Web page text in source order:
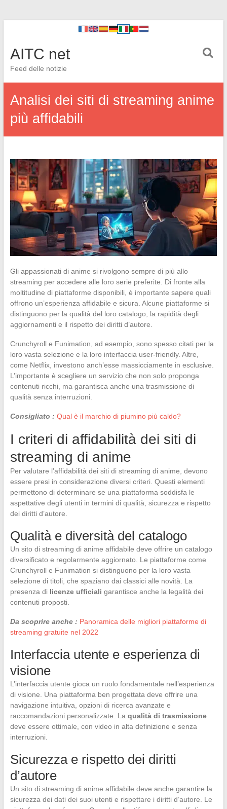
AITC net
Feed delle notizie
Analisi dei siti di streaming anime
più affidabili
Gli appassionati di anime si rivolgono sempre di più allo
streaming per accedere alle loro serie preferite. Di fronte alla
moltitudine di piattaforme disponibili, è importante sapere quali
offrono un’esperienza affidabile e sicura. Alcune piattaforme si
distinguono per la qualità del loro catalogo, la rapidità degli
aggiornamenti e il rispetto dei diritti d’autore.
Crunchyroll e Funimation, ad esempio, sono spesso citati per la
loro vasta selezione e la loro interfaccia user-friendly. Altre,
come Netflix, investono anch’esse massicciamente in esclusive.
L’importante è scegliere un servizio che non solo proponga
contenuti ricchi, ma garantisca anche una trasmissione di
qualità senza interruzioni.
Consigliato : Qual è il marchio di piumino più caldo?
I criteri di affidabilità dei siti di
streaming di anime
Per valutare l’affidabilità dei siti di streaming di anime, devono
essere presi in considerazione diversi criteri. Questi elementi
permettono di determinare se una piattaforma soddisfa le
aspettative degli utenti in termini di qualità, sicurezza e rispetto
dei diritti d’autore.
Qualità e diversità del catalogo
Un sito di streaming di anime affidabile deve offrire un catalogo
diversificato e regolarmente aggiornato. Le piattaforme come
Crunchyroll e Funimation si distinguono per la loro vasta
selezione di titoli, che spaziano dai classici alle novità. La
presenza di licenze ufficiali garantisce anche la legalità dei
contenuti proposti.
Da scoprire anche : Panoramica delle migliori piattaforme di
streaming gratuite nel 2022
Interfaccia utente e esperienza di
visione
L’interfaccia utente gioca un ruolo fondamentale nell’esperienza
di visione. Una piattaforma ben progettata deve offrire una
navigazione intuitiva, opzioni di ricerca avanzate e
raccomandazioni personalizzate. La qualità di trasmissione
deve essere ottimale, con video in alta definizione e senza
interruzioni.
Sicurezza e rispetto dei diritti
d’autore
Un sito di streaming di anime affidabile deve anche garantire la
sicurezza dei dati dei suoi utenti e rispettare i diritti d’autore. Le